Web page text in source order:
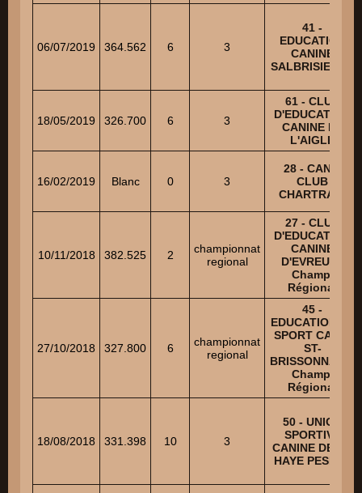
06/07/2019 364.562 6 3
41 -
EDUCATION
CANINE
SALBRISIENNE
18/05/2019 326.700 6 3
61 - CLUB
D'EDUCATION
CANINE DE
L'AIGLE
16/02/2019 Blanc 0 3
28 - CANIS
CLUB
CHARTRAIN
10/11/2018 382.525 2
championnat
regional
27 - CLUB
D'EDUCATION
CANINE
D'EVREUX -
Champ.
Régional
27/10/2018 327.800 6
championnat
regional
45 -
EDUCATION ET
SPORT CANIN
ST-
BRISSONNAIS -
Champ.
Régional
18/08/2018 331.398 10 3
50 - UNION
SPORTIVE
CANINE DE LA
HAYE PESNEL